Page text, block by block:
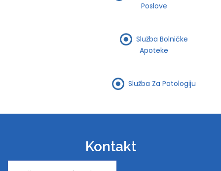
Poslove
Služba Bolničke
Apoteke
Služba Za Patologiju
Kontakt